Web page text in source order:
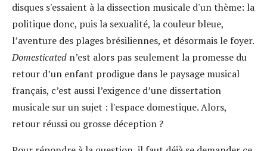
disques s'essaient à la dissection musicale d'un thème: la
politique donc, puis la sexualité, la couleur bleue,
l’aventure des plages brésiliennes, et désormais le foyer.
Domesticated n’est alors pas seulement la promesse du
retour d’un enfant prodigue dans le paysage musical
français, c’est aussi l’exigence d’une dissertation
musicale sur un sujet : l'espace domestique. Alors,
retour réussi ou grosse déception ?